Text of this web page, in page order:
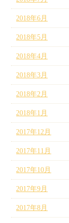
2018年6月
2018年5月
2018年4月
2018年3月
2018年2月
2018年1月
2017年12月
2017年11月
2017年10月
2017年9月
2017年8月